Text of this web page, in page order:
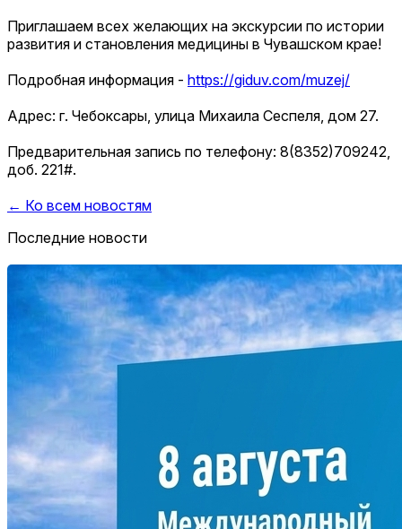
Приглашаем всех желающих на экскурсии по истории
развития и становления медицины в Чувашском крае!
Подробная информация - https://giduv.com/muzej/
Адрес: г. Чебоксары, улица Михаила Сеспеля, дом 27.
Предварительная запись по телефону: 8(8352)709242,
доб. 221#.
← Ко всем новостям
Последние новости